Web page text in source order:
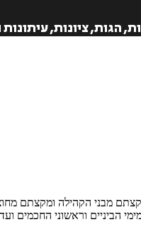
ציונות, עיתונות
מבני הקהילה ומקצתם
הביניים וראשוני החכמים